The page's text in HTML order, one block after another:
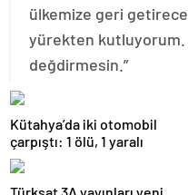
ülkemize geri
yürekten kutluyorum.
değdirmesin.”
Kütahya’da iki otomobil
çarpıştı: 1 ölü, 1 yaralı